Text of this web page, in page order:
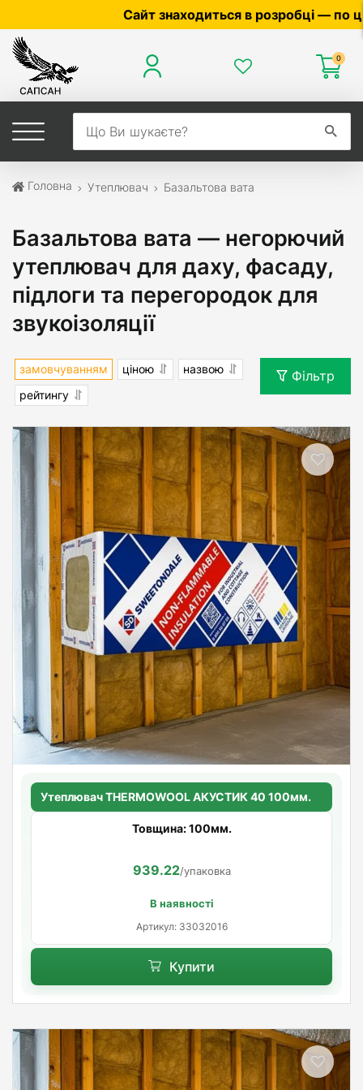
Сайт знаходиться в розробці — по ціні та
0
Головна Утеплювач Базальтова вата
Базальтова вата — негорючий
утеплювач для даху, фасаду,
підлоги та перегородок для
звукоізоляції
замовчуванням ціною
назвою
рейтингу
Фільтр
Утеплювач THERMOWOOL АКУСТИК 40 100мм.
Товщина: 100мм.
939.22/упаковка
В наявності
Артикул: 33032016
Купити